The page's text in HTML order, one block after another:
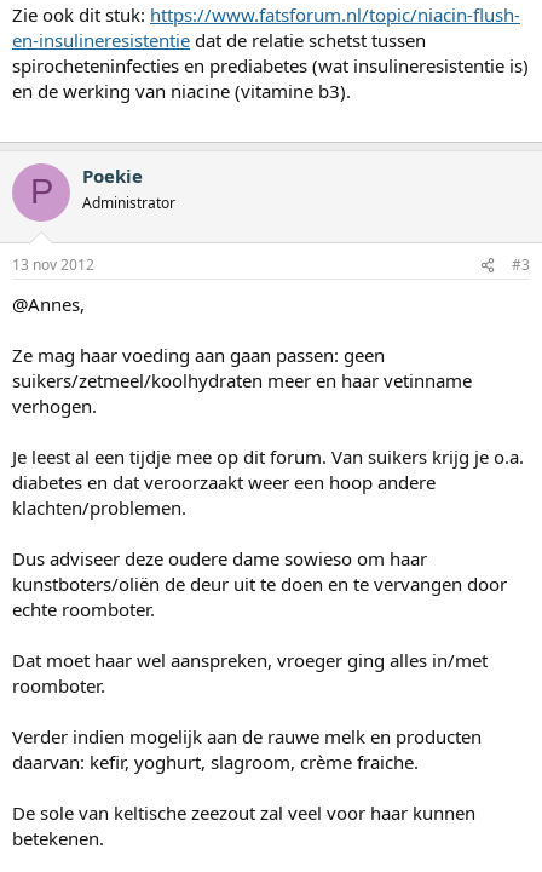
Zie ook dit stuk: https://www.fatsforum.nl/topic/niacin-flush-
en-insulineresistentie dat de relatie schetst tussen
spirocheteninfecties en prediabetes (wat insulineresistentie is)
en de werking van niacine (vitamine b3).
P Poekie
Administrator
13 nov 2012 #3
@Annes,
Ze mag haar voeding aan gaan passen: geen
suikers/zetmeel/koolhydraten meer en haar vetinname
verhogen.
Je leest al een tijdje mee op dit forum. Van suikers krijg je o.a.
diabetes en dat veroorzaakt weer een hoop andere
klachten/problemen.
Dus adviseer deze oudere dame sowieso om haar
kunstboters/oliën de deur uit te doen en te vervangen door
echte roomboter.
Dat moet haar wel aanspreken, vroeger ging alles in/met
roomboter.
Verder indien mogelijk aan de rauwe melk en producten
daarvan: kefir, yoghurt, slagroom, crème fraiche.
De sole van keltische zeezout zal veel voor haar kunnen
betekenen.